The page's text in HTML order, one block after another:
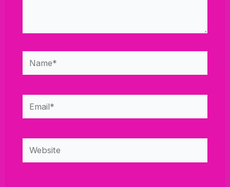
Name*
Email*
Website